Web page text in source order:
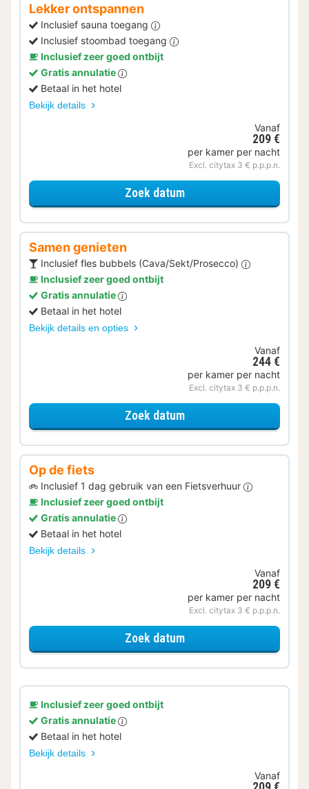
Lekker ontspannen
Inclusief sauna toegang
Inclusief stoombad toegang
Inclusief zeer goed ontbijt
Gratis annulatie
Betaal in het hotel
Bekijk details
Vanaf
209 €
per kamer per nacht
Excl. citytax 3 € p.p.p.n.
Zoek datumvoor Lekker ontspannen
Samen genieten
Inclusief fles bubbels (Cava/Sekt/Prosecco)
Inclusief zeer goed ontbijt
Gratis annulatie
Betaal in het hotel
Bekijk details en opties
Vanaf
244 €
per kamer per nacht
Excl. citytax 3 € p.p.p.n.
Zoek datumvoor Samen genieten
Op de fiets
Inclusief 1 dag gebruik van een Fietsverhuur
Inclusief zeer goed ontbijt
Gratis annulatie
Betaal in het hotel
Bekijk details
Vanaf
209 €
per kamer per nacht
Excl. citytax 3 € p.p.p.n.
Zoek datumvoor Op de fiets
Inclusief zeer goed ontbijt
Gratis annulatie
Betaal in het hotel
Bekijk details
Vanaf